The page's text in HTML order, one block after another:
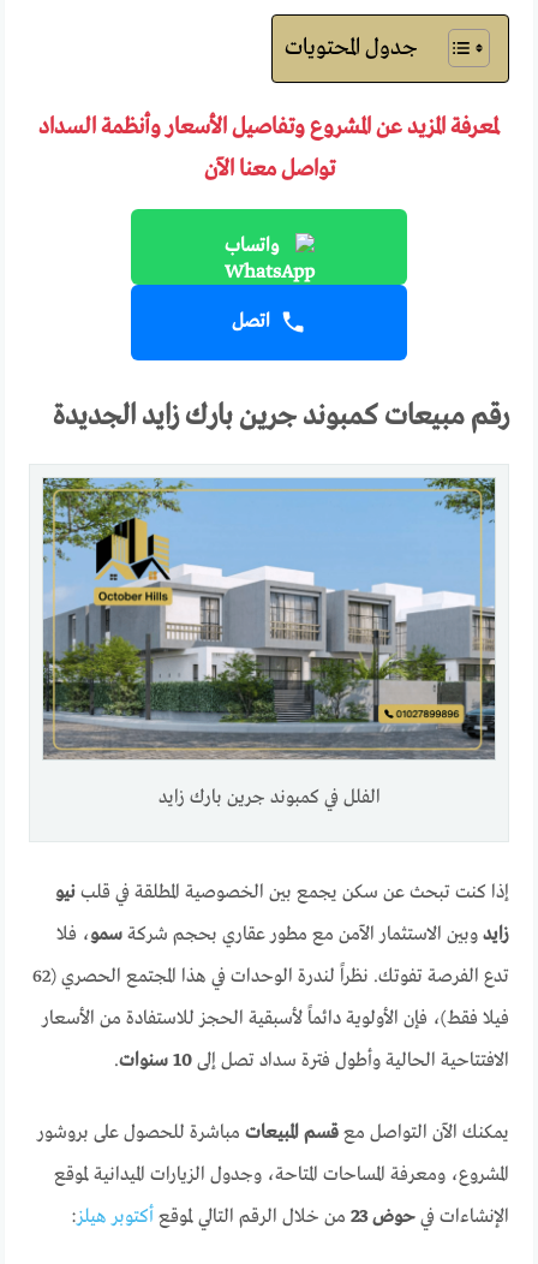
جدول المحتويات
لمعرفة المزيد عن المشروع وتفاصيل الأسعار وأنظمة السداد
تواصل معنا الآن
واتساب
اتصل
رقم مبيعات كمبوند جرين بارك زايد الجديدة
الفلل في كمبوند جرين بارك زايد
إذا كنت تبحث عن سكن يجمع بين الخصوصية المطلقة في قلبنيو
زايد وبين الاستثمار الآمن مع مطور عقاري بحجم شركةسمو، فلا
تدع الفرصة تفوتك. نظراً لندرة الوحدات في هذا المجتمع الحصري (62
فيلا فقط)، فإن الأولوية دائماً لأسبقية الحجز للاستفادة من الأسعار
الافتتاحية الحالية وأطول فترة سداد تصل إلى10 سنوات .
يمكنك الآن التواصل معقسم المبيعات مباشرة للحصول على بروشور
المشروع، ومعرفة المساحات المتاحة، وجدول الزيارات الميدانية لموقع
الإنشاءات فيحوض 23 من خلال الرقم التالي لموقع أكتوبر هيلز: